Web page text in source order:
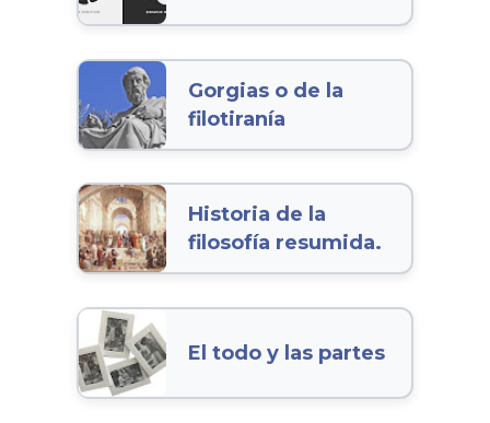
Gorgias o de la
filotiranía
Historia de la
filosofía resumida.
El todo y las partes